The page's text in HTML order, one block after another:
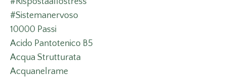
#sistemanervoso
10000 Passi
Acido Pantotenico B5
Acqua Strutturata
Acquanelrame